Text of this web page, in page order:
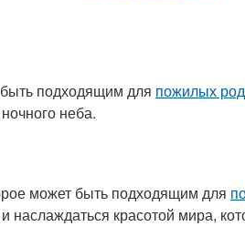
подходящим для пожилых
неба.
может быть подходящим для
наслаждаться красотой мира,